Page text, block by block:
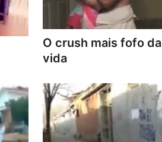
O crush mais fofo da
vida